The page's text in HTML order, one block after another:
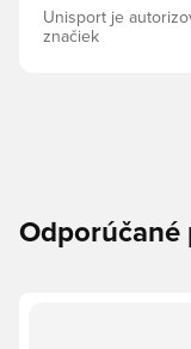
Unisport je
značiek
Odporúčané